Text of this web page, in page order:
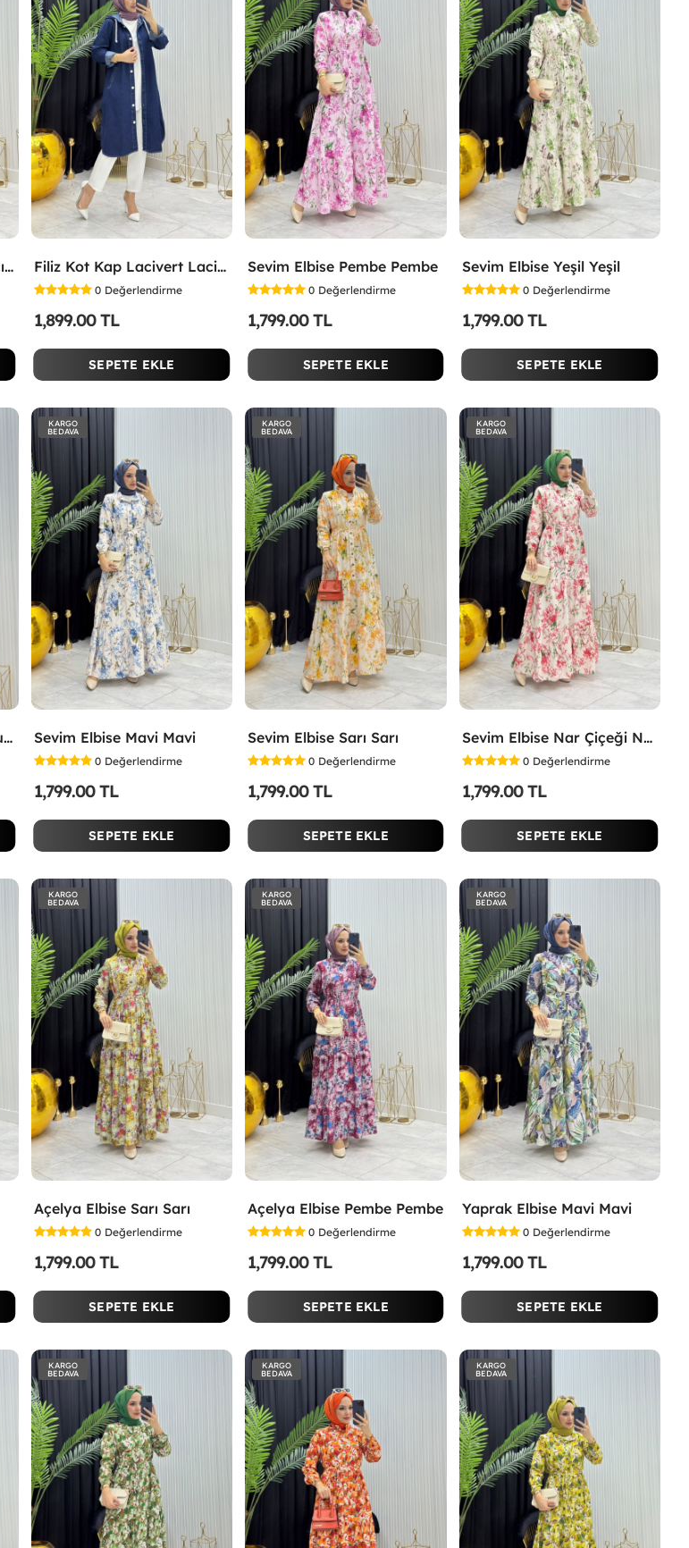
Filiz Kot Kap Açık Mavi Açık Mavi Filiz Kot Kap Lacivert Lacivert
0 Değerlendirme
1,899.00 TL
SEPETE EKLE
Sevim Elbise Pembe Pembe
0 Değerlendirme
1,799.00 TL
SEPETE EKLE
Sevim Elbise Yeşil Yeşil
0 Değerlendirme
1,799.00 TL
SEPETE EKLE
Sevim Elbise Turuncu Turuncu
KARGO
BEDAVA
Sevim Elbise Mavi Mavi
0 Değerlendirme
1,799.00 TL
SEPETE EKLE
KARGO
BEDAVA
Sevim Elbise Sarı Sarı
0 Değerlendirme
1,799.00 TL
SEPETE EKLE
KARGO
BEDAVA
Sevim Elbise Nar Çiçeği Nar Çiçeği
0 Değerlendirme
1,799.00 TL
SEPETE EKLE
KARGO
BEDAVA
Açelya Elbise Sarı Sarı
0 Değerlendirme
1,799.00 TL
SEPETE EKLE
KARGO
BEDAVA
Açelya Elbise Pembe Pembe
0 Değerlendirme
1,799.00 TL
SEPETE EKLE
KARGO
BEDAVA
Yaprak Elbise Mavi Mavi
0 Değerlendirme
1,799.00 TL
SEPETE EKLE
KARGO
BEDAVA
KARGO
BEDAVA
KARGO
BEDAVA